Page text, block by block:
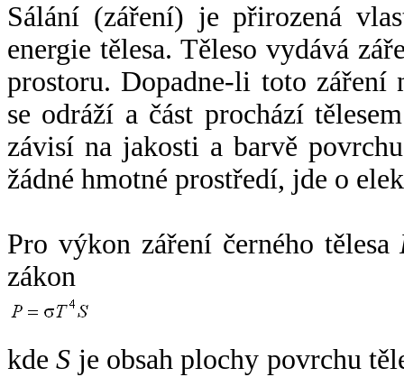
Sálání (záření) je přirozená
energie tělesa. Těleso vydává
prostoru. Dopadne-li toto záření
se odráží a část prochází
závisí na jakosti a barvě
žádné hmotné prostředí, jde o
Pro výkon záření černého tělesa
zákon
kdeS je obsah plochy povrchu